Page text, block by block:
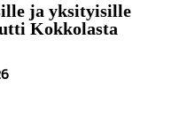
ja yksityisille
Kokkolasta